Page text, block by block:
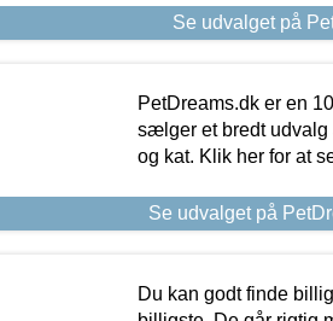
Se udvalget på
PetDreams.dk er en
sælger et bredt udvalg
og kat. Klik her for at
Se udvalget på
Du kan godt finde